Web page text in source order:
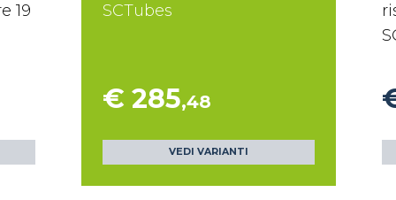
19
SCTubes
€ 285,48
VEDI VARIANTI